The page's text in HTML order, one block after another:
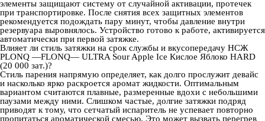
элементы защищают систему от случайной активации, протечек
при транспортировке. После снятия всех защитных элементов
рекомендуется подождать пару минут, чтобы давление внутри
резервуара выровнялось. Устройство готово к работе, активируется
автоматически при первой затяжке.
Влияет ли стиль затяжки на срок службы и вкусопередачу НСЖ
PLONQ —FLONQ— ULTRA Sour Apple Ice Кислое Яблоко HARD
(20 000 зат.)?
Стиль парения напрямую определяет, как долго прослужит девайс
и насколько ярко раскроется аромат жидкости. Оптимальным
вариантом считаются плавные, размеренные вдохи с небольшими
паузами между ними. Слишком частые, долгие затяжки подряд
приводят к тому, что сетчатый испаритель не успевает повторно
пропитаться ароматической смесью. Это может вызвать перегрев